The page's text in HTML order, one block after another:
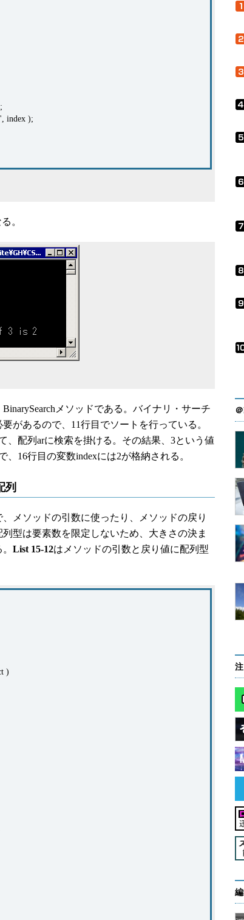
index );
。
メソッドである。バイナリ・サーチ
があるので、11行目でソートを行っている。
、配列arに検索を掛ける。その結果、3という値
16行目の変数indexには2が格納される。
列
メソッドの引数に使ったり、メソッドの戻り
型は要素数を限定しないため、大きさの決ま
List 15-12はメソッドの引数と戻り値に配列型
)